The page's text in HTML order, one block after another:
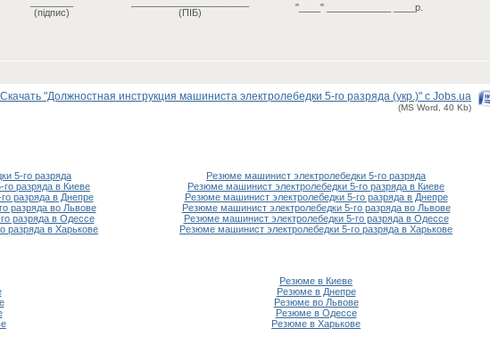
(підпис)
(ПІБ)
"____" ____________ ____р.
Скачать "Должностная инструкция машиниста электролебедки 5-го разряда (укр.)" с Jobs.ua
(MS Word, 40 Kb)
5-го разряда
Резюме машинист электролебедки 5-го разряда
разряда в Киеве
Резюме машинист электролебедки 5-го разряда в Киеве
разряда в Днепре
Резюме машинист электролебедки 5-го разряда в Днепре
разряда во Львове
Резюме машинист электролебедки 5-го разряда во Львове
разряда в Одессе
Резюме машинист электролебедки 5-го разряда в Одессе
разряда в Харькове
Резюме машинист электролебедки 5-го разряда в Харькове
Резюме в Киеве
Резюме в Днепре
Резюме во Львове
Резюме в Одессе
Резюме в Харькове